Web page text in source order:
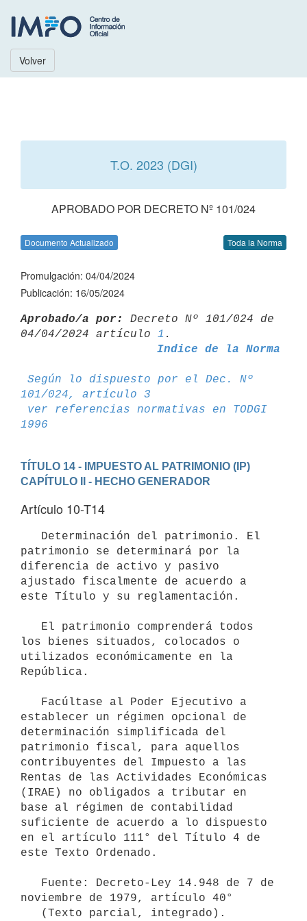
Volver
T.O. 2023 (DGI)
APROBADO POR DECRETO Nº 101/024
Documento Actualizado Toda la Norma
Promulgación: 04/04/2024
Publicación: 16/05/2024
Aprobado/a por:
Decreto Nº 101/024 de
04/04/2024 artículo 1
Indice de la Norma
Según lo dispuesto por el Dec. Nº
101/024, artículo 3
ver referencias normativas en TODGI
1996
TÍTULO 14 - IMPUESTO AL PATRIMONIO (IP)
CAPÍTULO II - HECHO GENERADOR
Artículo 10-T14
patrimonio se determinará por la
diferencia de activo y pasivo
ajustado fiscalmente de acuerdo a
este Título y su reglamentación.
los bienes situados, colocados o
utilizados económicamente en la
República.
establecer un régimen opcional de
determinación simplificada del
patrimonio fiscal, para aquellos
contribuyentes del Impuesto a las
Rentas de las Actividades Económicas
(IRAE) no obligados a tributar en
base al régimen de contabilidad
suficiente de acuerdo a lo dispuesto
en el artículo 111° del Título 4 de
este Texto Ordenado.
noviembre de 1979, artículo 40°